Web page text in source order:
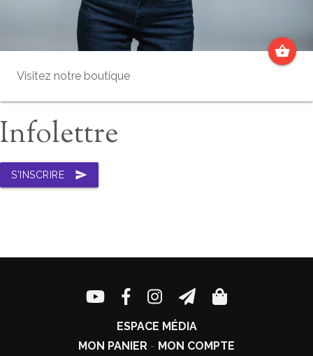
shopping_basket
Visitez notre boutique
Infolettre
send
S'INSCRIRE
ESPACE MÉDIA
MON PANIER - MON COMPTE